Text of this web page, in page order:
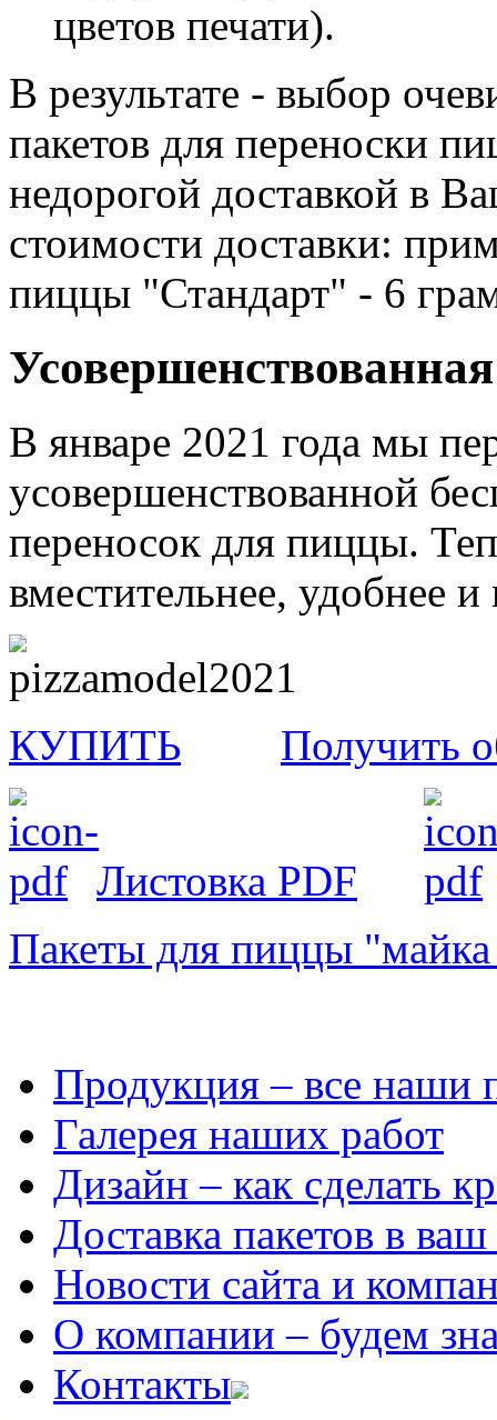
цветов печати).
В результате - выбор
пакетов для переноски
недорогой доставкой в
стоимости доставки:
пиццы "Стандарт" - 6
В январе 2021 года мы
усовершенствованной
переносок для пиццы.
вместительнее, удобнее
КУПИТЬ Получить
Листовка PDF
Пакеты для пиццы "майка
Продукция– все наши
Галерея наших работ
Дизайн– как сделать
Доставка пакетов в
Новости сайта и
О компании– будем
Контакты